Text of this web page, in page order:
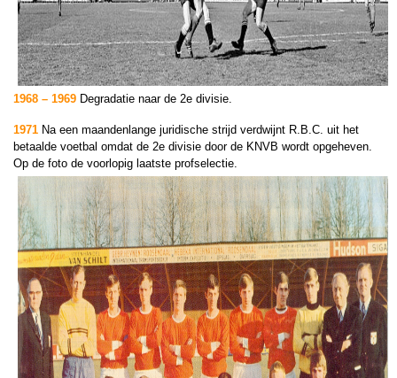
1968 – 1969 Degradatie naar de 2e divisie.
1971 Na een maandenlange juridische strijd verdwijnt R.B.C. uit het
betaalde voetbal omdat de 2e divisie door de KNVB wordt opgeheven.
Op de foto de voorlopig laatste profselectie.